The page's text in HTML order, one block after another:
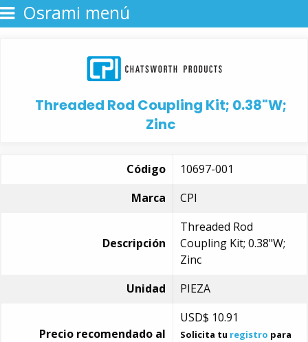
Osrami menú
Threaded Rod Coupling Kit; 0.38"W;
Zinc
Código
10697-001
Marca
CPI
Descripción
Threaded Rod
Coupling Kit; 0.38"W;
Zinc
Unidad
PIEZA
Precio recomendado al
USD$ 10.91
Solicita tu registro para